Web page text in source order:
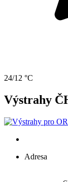
24/12 °C
Výstrahy
Adresa